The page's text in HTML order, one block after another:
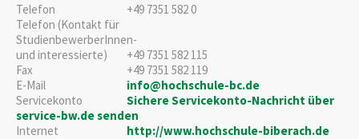
Telefon
+49 7351 582 0
Telefon (Kontakt für
StudienbewerberInnen-
und interessierte)
+49 7351 582 115
Fax
+49 7351 582 119
E-Mail
info@hochschule-bc.de
Servicekonto
Sichere Servicekonto-Nachricht über
service-bw.de senden
Internet
http://www.hochschule-biberach.de